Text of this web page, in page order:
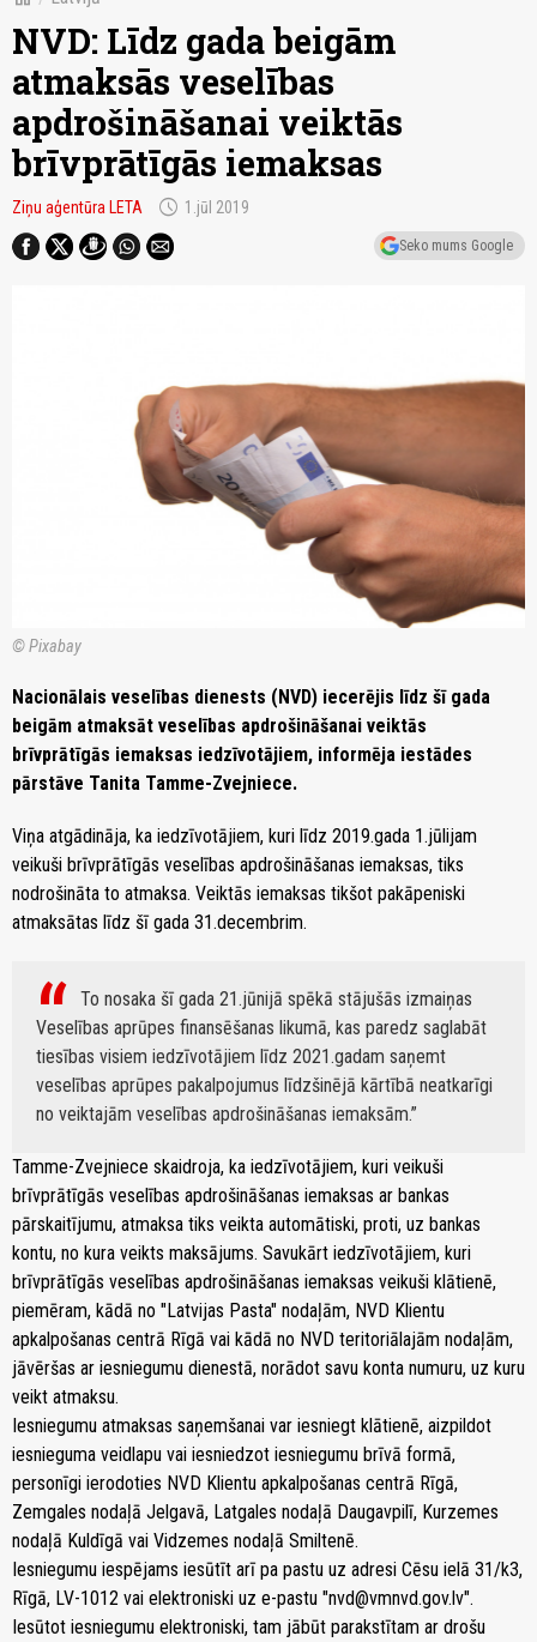
NVD: Līdz gada beigām
atmaksās veselības
apdrošināšanai veiktās
brīvprātīgās iemaksas
Ziņu aģentūra LETA schedule 1.jūl 2019
Seko mums Google
© Pixabay
Nacionālais veselības dienests (NVD) iecerējis līdz šī gada
beigām atmaksāt veselības apdrošināšanai veiktās
brīvprātīgās iemaksas iedzīvotājiem, informēja iestādes
pārstāve Tanita Tamme-Zvejniece.
Viņa atgādināja, ka iedzīvotājiem, kuri līdz 2019.gada 1.jūlijam
veikuši brīvprātīgās veselības apdrošināšanas iemaksas, tiks
nodrošināta to atmaksa. Veiktās iemaksas tikšot pakāpeniski
atmaksātas līdz šī gada 31.decembrim.
To nosaka šī gada 21.jūnijā spēkā stājušās izmaiņas
Veselības aprūpes finansēšanas likumā, kas paredz saglabāt
tiesības visiem iedzīvotājiem līdz 2021.gadam saņemt
veselības aprūpes pakalpojumus līdzšinējā kārtībā neatkarīgi
no veiktajām veselības apdrošināšanas iemaksām.
Tamme-Zvejniece skaidroja, ka iedzīvotājiem, kuri veikuši
brīvprātīgās veselības apdrošināšanas iemaksas ar bankas
pārskaitījumu, atmaksa tiks veikta automātiski, proti, uz bankas
kontu, no kura veikts maksājums. Savukārt iedzīvotājiem, kuri
brīvprātīgās veselības apdrošināšanas iemaksas veikuši klātienē,
piemēram, kādā no "Latvijas Pasta" nodaļām, NVD Klientu
apkalpošanas centrā Rīgā vai kādā no NVD teritoriālajām nodaļām,
jāvēršas ar iesniegumu dienestā, norādot savu konta numuru, uz kuru
veikt atmaksu.
Iesniegumu atmaksas saņemšanai var iesniegt klātienē, aizpildot
iesnieguma veidlapu vai iesniedzot iesniegumu brīvā formā,
personīgi ierodoties NVD Klientu apkalpošanas centrā Rīgā,
Zemgales nodaļā Jelgavā, Latgales nodaļā Daugavpilī, Kurzemes
nodaļā Kuldīgā vai Vidzemes nodaļā Smiltenē.
Iesniegumu iespējams iesūtīt arī pa pastu uz adresi Cēsu ielā 31/k3,
Rīgā, LV-1012 vai elektroniski uz e-pastu "nvd@vmnvd.gov.lv".
Iesūtot iesniegumu elektroniski, tam jābūt parakstītam ar drošu